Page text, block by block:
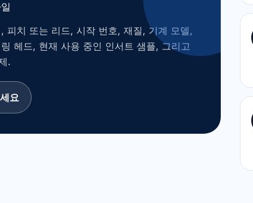
피치 또는 리드, 시작 번호, 재질, 기계 모델,
헤드, 현재 사용 중인 인서트 샘플, 그리고
.
요